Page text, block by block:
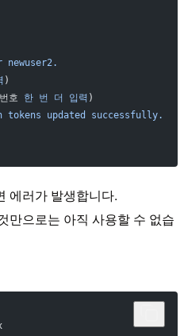
newuser2.
)
호 한 번 더 입력 )
tokens updated successfully.
에러가 발생합니다.
만으로는 아직 사용할 수 없습